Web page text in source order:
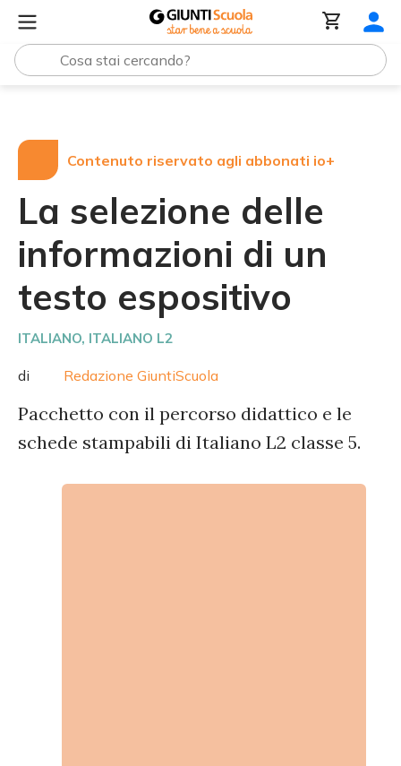
Contenuto riservato agli abbonati io+
La selezione delle
informazioni di un
testo espositivo
ITALIANO, ITALIANO L2
di Redazione GiuntiScuola
Pacchetto con il percorso didattico e le
schede stampabili di Italiano L2 classe 5.